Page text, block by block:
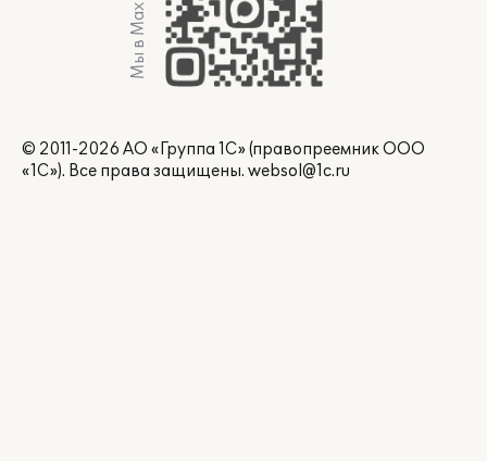
Мы в Max
© 2011-2026 АО «Группа 1С» (правопреемник ООО
«1С»). Все права защищены. websol@1c.ru